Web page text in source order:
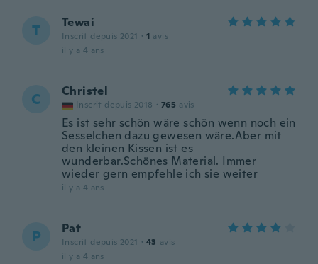
T Tewai
Inscrit depuis 2021 · 1 avis
il y a 4 ans
C Christel
Inscrit depuis 2018 · 765 avis
Es ist sehr schön wäre schön wenn noch ein
Sesselchen dazu gewesen wäre.Aber mit
den kleinen Kissen ist es
wunderbar.Schönes Material. Immer
wieder gern empfehle ich sie weiter
il y a 4 ans
P Pat
Inscrit depuis 2021 · 43 avis
il y a 4 ans